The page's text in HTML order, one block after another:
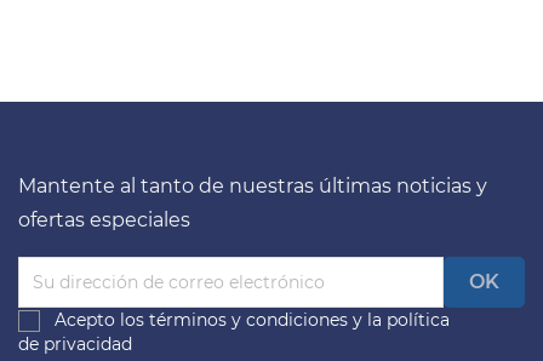
Mantente al tanto de nuestras últimas noticias y
ofertas especiales
Acepto los términos y condiciones y la política
de privacidad